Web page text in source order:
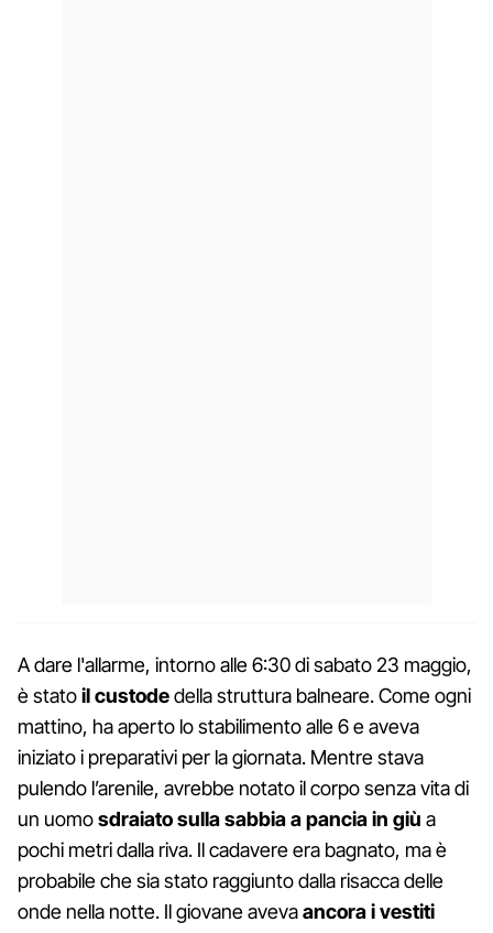
A dare l'allarme, intorno alle 6:30 di sabato 23 maggio,
è statoil custodedella struttura balneare. Come ogni
mattino, ha aperto lo stabilimento alle 6 e aveva
iniziato i preparativi per la giornata. Mentre stava
pulendo l’arenile, avrebbe notato il corpo senza vita di
un uomosdraiato sulla sabbia a pancia in giù a
pochi metri dalla riva. Il cadavere era bagnato, ma è
probabile che sia stato raggiunto dalla risacca delle
onde nella notte. Il giovane avevaancora i vestiti